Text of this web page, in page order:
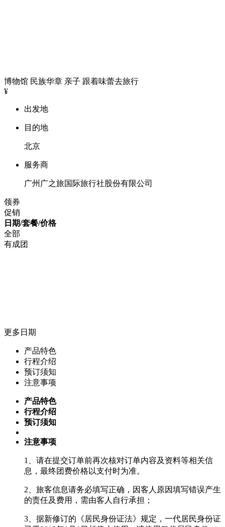
博物馆 民族华章 亲子 跟着味蕾去旅行
¥
出发地
目的地
北京
服务商
广州广之旅国际旅行社股份有限公司
领券
促销
日期/套餐/价格
全部
有成团
更多日期
产品特色
行程介绍
预订须知
注意事项
产品特色
行程介绍
预订须知
注意事项
1、请在提交订单前再次核对订单内容及资料等相关信
息，最终团费价格以支付时为准。
2、旅客信息请务必填写正确，因客人原因填写错误产生
的责任及费用，需由客人自行承担；
3、据新修订的《居民身份证法》规定，一代居民身份证